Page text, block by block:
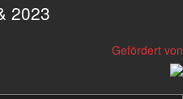
2023
Gefördert von